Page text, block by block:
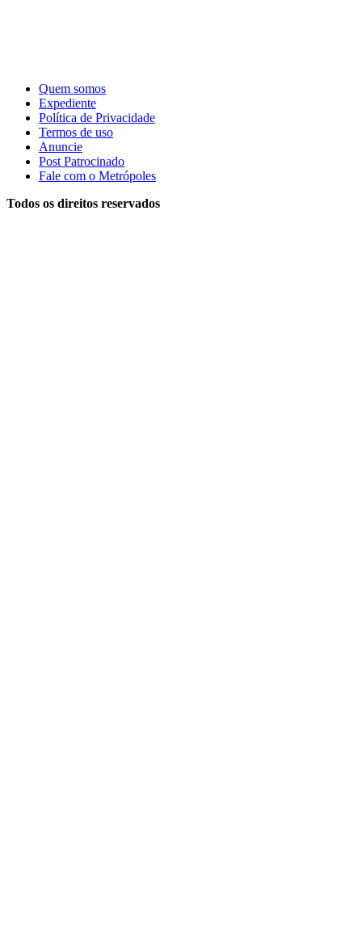
Quem somos
Expediente
Política de Privacidade
Termos de uso
Anuncie
Post Patrocinado
Fale com o Metrópoles
Todos os direitos reservados